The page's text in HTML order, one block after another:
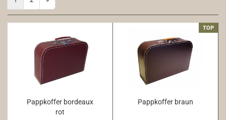
Pappkoffer bordeaux
rot
TOP
Pappkoffer braun